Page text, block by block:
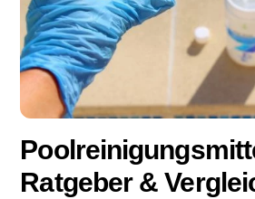
Ratgeber &